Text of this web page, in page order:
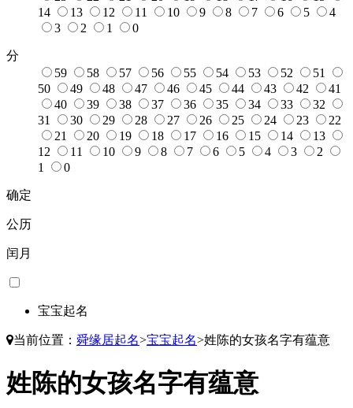
14
13 12 11 10 9 8 7 6 5
4
3
2 1 0
分
59
58 57 56 55 54 53 52
51
50
49 48 47 46 45 44 43 42
41
40
39 38 37 36 35 34 33
32
31
30 29 28 27 26 25 24 23
22
21
20 19 18 17 16 15 14
13
12
11 10 9 8 7 6 5 4 3
2
1
0
确定
公历
闰月
宝宝起名
当前位置： 舜缘居起名>宝宝起名>姓陈的女孩名字有蕴意
姓陈的女孩名字有蕴意